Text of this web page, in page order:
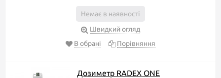
Немає в наявності
Швидкий огляд
В обрані
Порівняння
Дозиметр RADEX ONE